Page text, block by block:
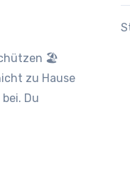
zu Hause
Du